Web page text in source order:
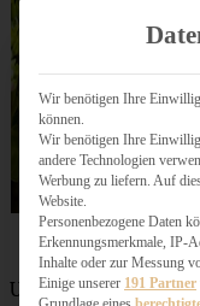
Und wisst Ihr was?
Wir benötigen Ihre
können.
Wir benötigen Ihre
andere Technologien
Werbung zu liefern. Auf
Website.
Personenbezogene Daten
Erkennungsmerkmale, IP-
Inhalte oder zur Messung
Einige unserer 191 Partner